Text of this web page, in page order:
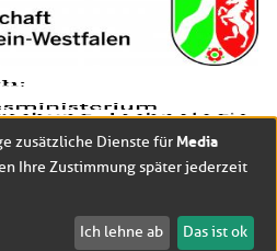
zusätzliche Dienste für Media
Ihre Zustimmung später jederzeit
Ich lehne ab Das ist ok